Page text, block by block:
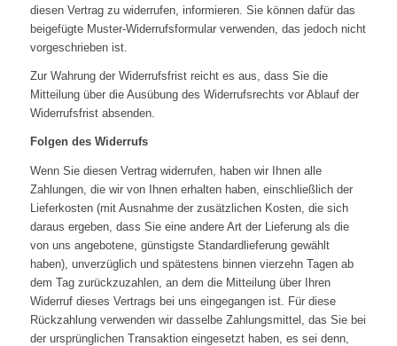
diesen Vertrag zu widerrufen, informieren. Sie können dafür das
beigefügte Muster-Widerrufsformular verwenden, das jedoch nicht
vorgeschrieben ist.
Zur Wahrung der Widerrufsfrist reicht es aus, dass Sie die
Mitteilung über die Ausübung des Widerrufsrechts vor Ablauf der
Widerrufsfrist absenden.
Folgen des Widerrufs
Wenn Sie diesen Vertrag widerrufen, haben wir Ihnen alle
Zahlungen, die wir von Ihnen erhalten haben, einschließlich der
Lieferkosten (mit Ausnahme der zusätzlichen Kosten, die sich
daraus ergeben, dass Sie eine andere Art der Lieferung als die
von uns angebotene, günstigste Standardlieferung gewählt
haben), unverzüglich und spätestens binnen vierzehn Tagen ab
dem Tag zurückzuzahlen, an dem die Mitteilung über Ihren
Widerruf dieses Vertrags bei uns eingegangen ist. Für diese
Rückzahlung verwenden wir dasselbe Zahlungsmittel, das Sie bei
der ursprünglichen Transaktion eingesetzt haben, es sei denn,